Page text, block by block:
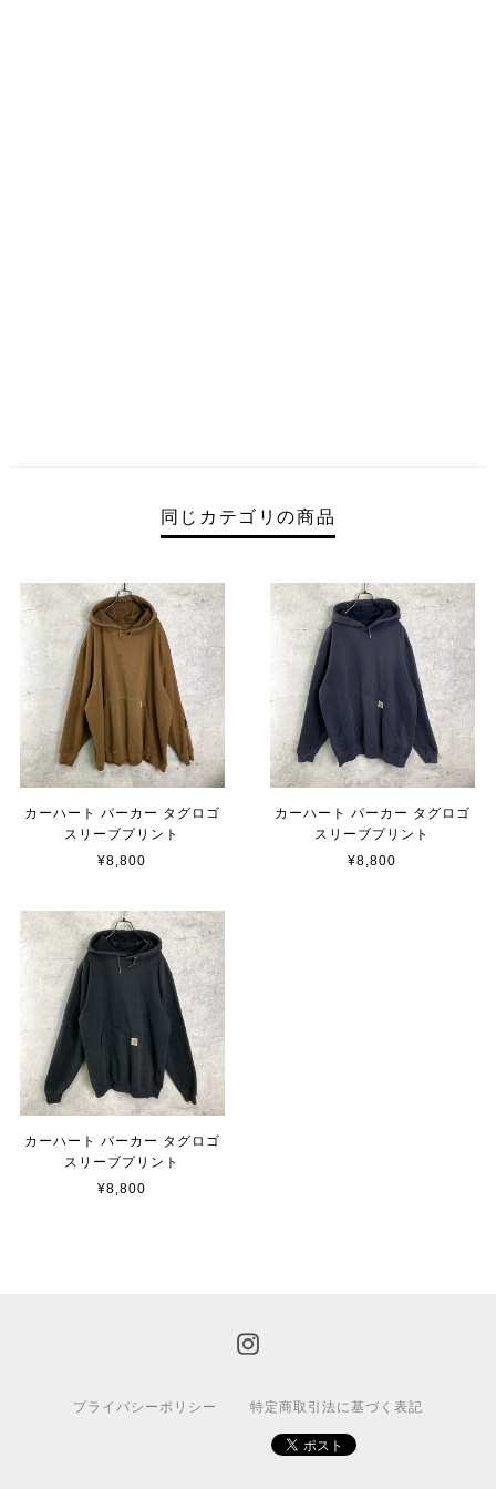
同じカテゴリの商品
カーハート パーカー タグロゴ
スリーブプリント
¥8,800
カーハート パーカー タグロゴ
スリーブプリント
¥8,800
カーハート パーカー タグロゴ
スリーブプリント
¥8,800
プライバシーポリシー 特定商取引法に基づく表記